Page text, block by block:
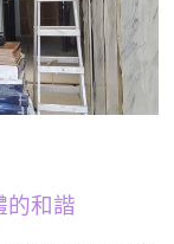
的和諧